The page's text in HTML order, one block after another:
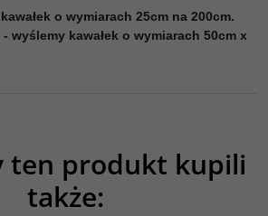
o wymiarach 25cm na 200cm.
wyślemy kawałek o wymiarach 50cm x
ten produkt kupili
także: